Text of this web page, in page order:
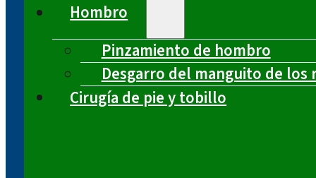
Hombro
Pinzamiento de hombro
Desgarro del manguito de los
Cirugía de pie y tobillo